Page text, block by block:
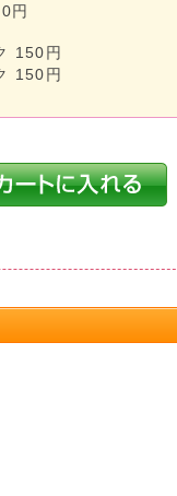
円
150円
150円